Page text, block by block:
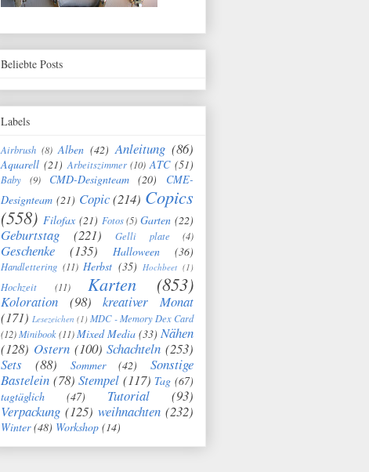
Beliebte Posts
Labels
Airbrush (8) Alben (42) Anleitung (86)
Aquarell (21) Arbeitszimmer (10) ATC (51)
Baby (9) CMD-Designteam (20)
CME-
Designteam (21) Copic (214) Copics
(558) Filofax (21) Fotos (5) Garten (22)
Geburtstag (221) Gelli plate (4)
Geschenke (135) Halloween (36)
Handlettering (11) Herbst (35) Hochbeet (1)
Hochzeit (11) Karten (853)
Koloration (98)
kreativer Monat
(171) Lesezeichen (1) MDC - Memory Dex Card
(12)Minibook(11) Mixed Media (33) Nähen
(128) Ostern (100) Schachteln (253)
Sets
(88) Sommer (42)
Sonstige
Bastelein (78) Stempel (117) Tag (67)
tagtäglich
(47) Tutorial
(93)
Verpackung (125) weihnachten (232)
Winter (48) Workshop (14)